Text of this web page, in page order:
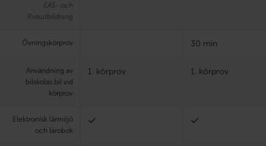
EAS- och
Riskutbildning
Övningskörprov 30 min
Användning av
bilskolas bil vid
körprov
1. körprov 1. körprov
Elektronisk lärmiljö
och lärobok